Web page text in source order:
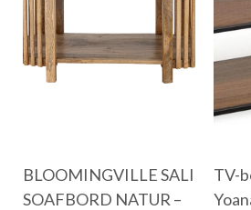
BLOOMINGVILLE SALI
SOAFBORD NATUR –
TV-